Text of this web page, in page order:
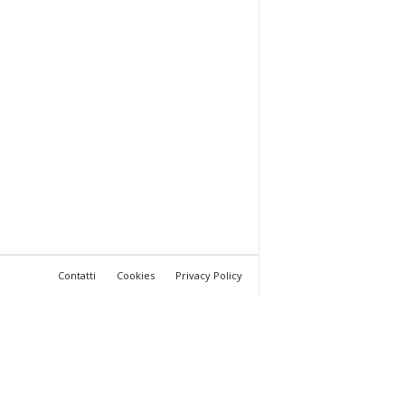
Contatti Cookies Privacy Policy